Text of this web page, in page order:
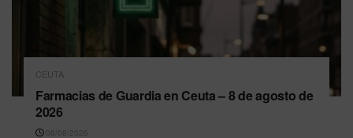
CEUTA
Farmacias de Guardia en Ceuta – 8 de agosto de
2026
08/08/2026